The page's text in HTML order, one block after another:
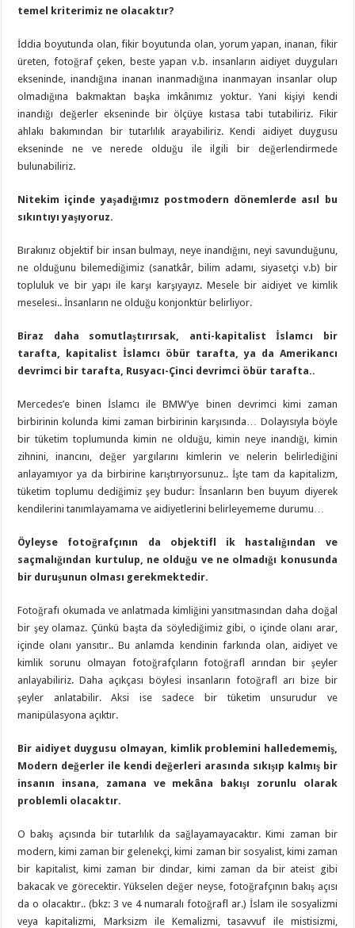
temel kriterimiz ne olacaktır?
İddia boyutunda olan, fikir boyutunda olan, yorum yapan, inanan, fikir
üreten, fotoğraf çeken, beste yapan v.b. insanların aidiyet duyguları
ekseninde, inandığına inanan inanmadığına inanmayan insanlar olup
olmadığına bakmaktan başka imkânımız yoktur. Yani kişiyi kendi
inandığı değerler ekseninde bir ölçüye kıstasa tabi tutabiliriz. Fikir
ahlakı bakımından bir tutarlılık arayabiliriz. Kendi aidiyet duygusu
ekseninde ne ve nerede olduğu ile ilgili bir değerlendirmede
bulunabiliriz.
Nitekim içinde yaşadığımız postmodern dönemlerde asıl bu
sıkıntıyı yaşıyoruz.
Bırakınız objektif bir insan bulmayı, neye inandığını, neyi savunduğunu,
ne olduğunu bilemediğimiz (sanatkâr, bilim adamı, siyasetçi v.b) bir
topluluk ve bir yapı ile karşı karşıyayız. Mesele bir aidiyet ve kimlik
meselesi.. İnsanların ne olduğu konjonktür belirliyor.
Biraz daha somutlaştırırsak, anti-kapitalist İslamcı bir
tarafta, kapitalist İslamcı öbür tarafta, ya da Amerikancı
devrimci bir tarafta, Rusyacı-Çinci devrimci öbür tarafta..
Mercedes’e binen İslamcı ile BMW’ye binen devrimci kimi zaman
birbirinin kolunda kimi zaman birbirinin karşısında… Dolayısıyla böyle
bir tüketim toplumunda kimin ne olduğu, kimin neye inandığı, kimin
zihnini, inancını, değer yargılarını kimlerin ve nelerin belirlediğini
anlayamıyor ya da birbirine karıştırıyorsunuz.. İşte tam da kapitalizm,
tüketim toplumu dediğimiz şey budur: İnsanların ben buyum diyerek
kendilerini tanımlayamama ve aidiyetlerini belirleyememe durumu…
Öyleyse fotoğrafçının da objektifl ik hastalığından ve
saçmalığından kurtulup, ne olduğu ve ne olmadığı konusunda
bir duruşunun olması gerekmektedir.
Fotoğrafı okumada ve anlatmada kimliğini yansıtmasından daha doğal
bir şey olamaz. Çünkü başta da söylediğimiz gibi, o içinde olanı arar,
içinde olanı yansıtır.. Bu anlamda kendinin farkında olan, aidiyet ve
kimlik sorunu olmayan fotoğrafçıların fotoğrafl arından bir şeyler
anlayabiliriz. Daha açıkçası böylesi insanların fotoğrafl arı bize bir
şeyler anlatabilir. Aksi ise sadece bir tüketim unsurudur ve
manipülasyona açıktır.
Bir aidiyet duygusu olmayan, kimlik problemini halledememiş,
Modern değerler ile kendi değerleri arasında sıkışıp kalmış bir
insanın insana, zamana ve mekâna bakışı zorunlu olarak
problemli olacaktır.
O bakış açısında bir tutarlılık da sağlayamayacaktır. Kimi zaman bir
modern, kimi zaman bir gelenekçi, kimi zaman bir sosyalist, kimi zaman
bir kapitalist, kimi zaman bir dindar, kimi zaman da bir ateist gibi
bakacak ve görecektir. Yükselen değer neyse, fotoğrafçının bakış açısı
da o olacaktır.. (bkz: 3 ve 4 numaralı fotoğrafl ar.) İslam ile sosyalizmi
veya kapitalizmi, Marksizm ile Kemalizmi, tasavvuf ile mistisizmi,